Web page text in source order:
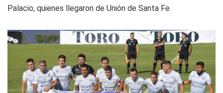
Palacio, quienes llegaron de Unión de Santa Fe.